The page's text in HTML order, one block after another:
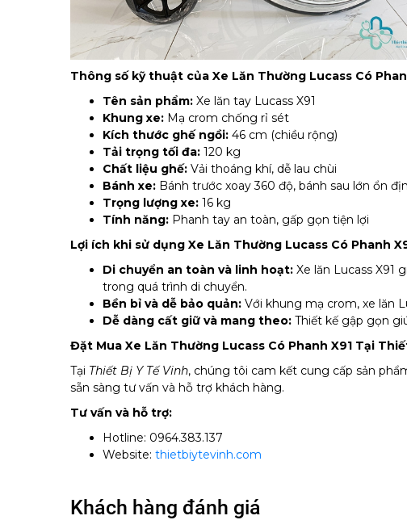
Thông số kỹ thuật của Xe Lăn Thường Lucass Có
Tên sản phẩm: Xe lăn tay Lucass X91
Khung xe: Mạ crom chống rỉ sét
Kích thước ghế ngồi: 46 cm (chiều rộng)
Tải trọng tối đa: 120 kg
Chất liệu ghế: Vải thoáng khí, dễ lau chùi
Bánh xe: Bánh trước xoay 360 độ, bánh sau lớn ổn
Trọng lượng xe: 16 kg
Tính năng: Phanh tay an toàn, gấp gọn tiện lợi
Lợi ích khi sử dụng Xe Lăn Thường Lucass Có Phanh
Di chuyển an toàn và linh hoạt: Xe lăn Lucass X91
trong quá trình di chuyển.
Bền bỉ và dễ bảo quản: Với khung mạ crom, xe lăn
Dễ dàng cất giữ và mang theo: Thiết kế gập gọn
Đặt Mua Xe Lăn Thường Lucass Có Phanh X91 Tại
Tại Thiết Bị Y Tế Vinh, chúng tôi cam kết cung cấp sản
sẵn sàng tư vấn và hỗ trợ khách hàng.
Tư vấn và hỗ trợ:
Hotline: 0964.383.137
Website: thietbiytevinh.com
Khách hàng đánh giá